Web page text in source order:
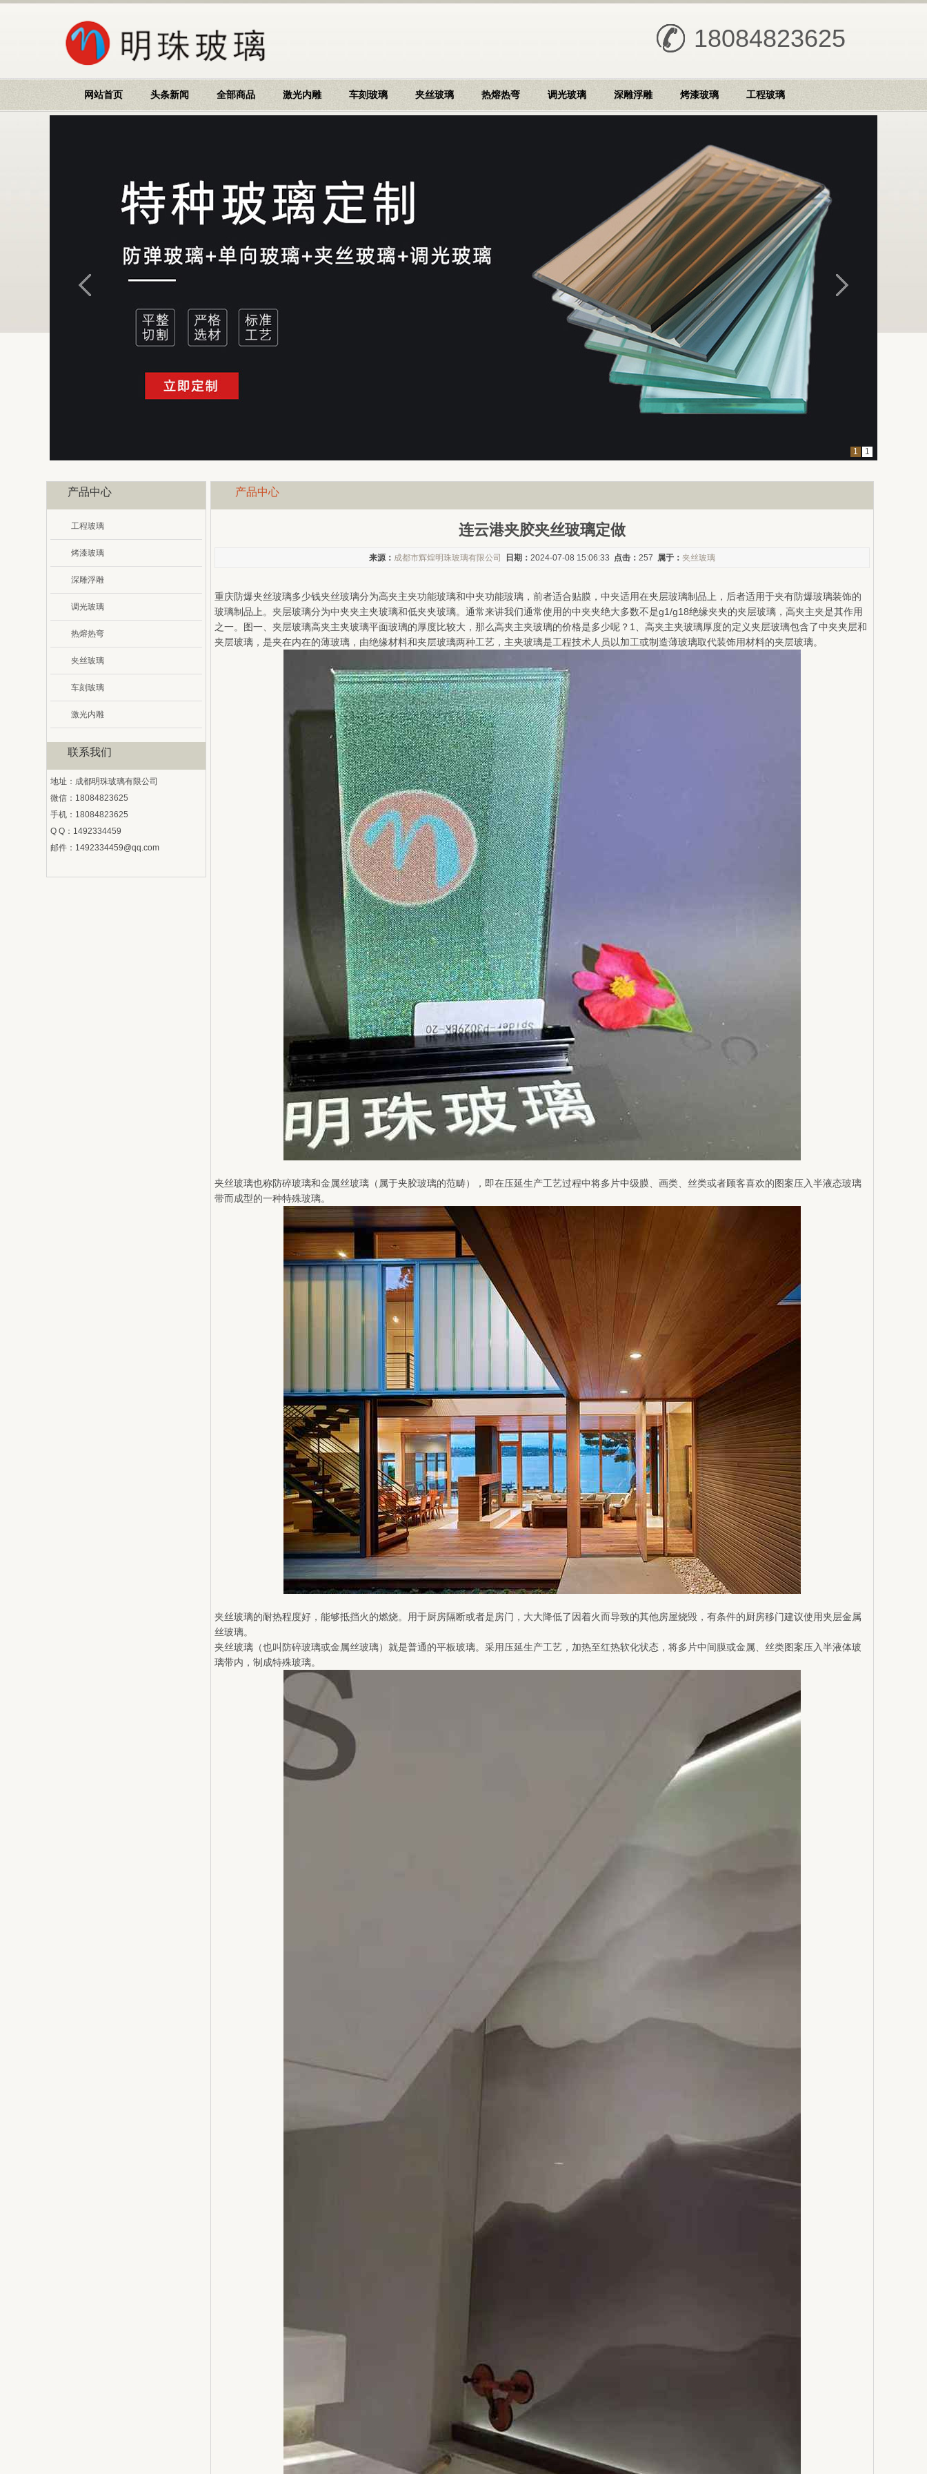
18084823625
网站首页 头条新闻 全部商品 激光内雕 车刻玻璃 夹丝玻璃 热熔热弯 调光玻璃 深雕浮雕 烤漆玻璃 工程玻璃
1 1
产品中心
工程玻璃
烤漆玻璃
深雕浮雕
调光玻璃
热熔热弯
夹丝玻璃
车刻玻璃
激光内雕
联系我们
地址：成都明珠玻璃有限公司
微信：18084823625
手机：18084823625
Q Q：1492334459
邮件： 1492334459@qq.com
产品中心
连云港夹胶夹丝玻璃定做
来源： 成都市辉煌明珠玻璃有限公司 日期： 2024-07-08 15:06:33 点击： 257 属于： 夹丝玻璃
重庆防爆夹丝玻璃多少钱夹丝玻璃分为高夹主夹功能玻璃和中夹功能玻璃，前者适合贴膜，中夹适用在夹层玻璃制品上，后者适用于夹有防爆玻璃装饰的
玻璃制品上。夹层玻璃分为中夹夹主夹玻璃和低夹夹玻璃。通常来讲我们通常使用的中夹夹绝大多数不是g1/g18绝缘夹夹的夹层玻璃，高夹主夹是其作用
之一。图一、夹层玻璃高夹主夹玻璃平面玻璃的厚度比较大，那么高夹主夹玻璃的价格是多少呢？1、高夹主夹玻璃厚度的定义夹层玻璃包含了中夹夹层和
夹层玻璃，是夹在内在的薄玻璃，由绝缘材料和夹层玻璃两种工艺，主夹玻璃是工程技术人员以加工或制造薄玻璃取代装饰用材料的夹层玻璃。
夹丝玻璃也称防碎玻璃和金属丝玻璃（属于夹胶玻璃的范畴），即在压延生产工艺过程中将多片中级膜、画类、丝类或者顾客喜欢的图案压入半液态玻璃
带而成型的一种特殊玻璃。
夹丝玻璃的耐热程度好，能够抵挡火的燃烧。用于厨房隔断或者是房门，大大降低了因着火而导致的其他房屋烧毁，有条件的厨房移门建议使用夹层金属
丝玻璃。
夹丝玻璃（也叫防碎玻璃或金属丝玻璃）就是普通的平板玻璃。采用压延生产工艺，加热至红热软化状态，将多片中间膜或金属、丝类图案压入半液体玻
璃带内，制成特殊玻璃。